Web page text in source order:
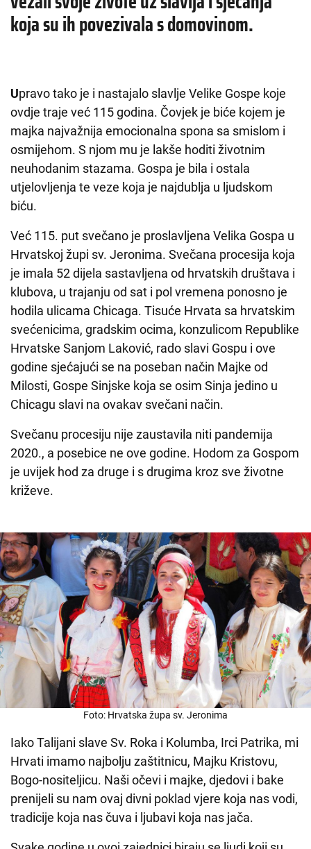
koja su ih povezivala s domovinom.
Upravo tako je i nastajalo slavlje Velike Gospe koje
ovdje traje već 115 godina. Čovjek je biće kojem je
majka najvažnija emocionalna spona sa smislom i
osmijehom. S njom mu je lakše hoditi životnim
neuhodanim stazama. Gospa je bila i ostala
utjelovljenja te veze koja je najdublja u ljudskom
biću.
Već 115. put svečano je proslavljena Velika Gospa u
Hrvatskoj župi sv. Jeronima. Svečana procesija koja
je imala 52 dijela sastavljena od hrvatskih društava i
klubova, u trajanju od sat i pol vremena ponosno je
hodila ulicama Chicaga. Tisuće Hrvata sa hrvatskim
svećenicima, gradskim ocima, konzulicom Republike
Hrvatske Sanjom Laković, rado slavi Gospu i ove
godine sjećajući se na poseban način Majke od
Milosti, Gospe Sinjske koja se osim Sinja jedino u
Chicagu slavi na ovakav svečani način.
Svečanu procesiju nije zaustavila niti pandemija
2020., a posebice ne ove godine. Hodom za Gospom
je uvijek hod za druge i s drugima kroz sve životne
križeve.
Foto: Hrvatska župa sv. Jeronima
Iako Talijani slave Sv. Roka i Kolumba, Irci Patrika, mi
Hrvati imamo najbolju zaštitnicu, Majku Kristovu,
Bogo-nositeljicu. Naši očevi i majke, djedovi i bake
prenijeli su nam ovaj divni poklad vjere koja nas vodi,
tradicije koja nas čuva i ljubavi koja nas jača.